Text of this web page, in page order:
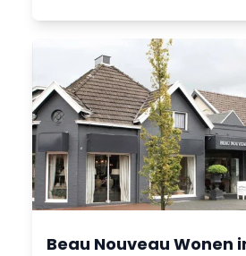
Beau Nouveau Wonen